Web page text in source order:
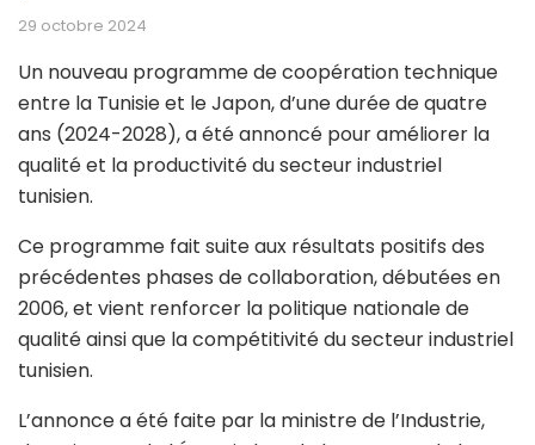
29 octobre 2024
Un nouveau programme de coopération technique
entre la Tunisie et le Japon, d’une durée de quatre
ans (2024-2028), a été annoncé pour améliorer la
qualité et la productivité du secteur industriel
tunisien.
Ce programme fait suite aux résultats positifs des
précédentes phases de collaboration, débutées en
2006, et vient renforcer la politique nationale de
qualité ainsi que la compétitivité du secteur industriel
tunisien.
L’annonce a été faite par la ministre de l’Industrie,